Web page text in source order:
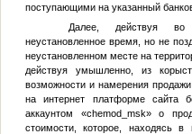
поступающими на указанный
Далее, действуя
неустановленное время, но не
неустановленном месте на
действуя умышленно, из
возможности и намерения
на интернет платформе сайта
аккаунтом «chemod_msk» о
стоимости, которое, находясь